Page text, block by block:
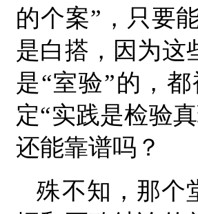
的个案”，只要
是白搭，因为这
是“室验”的，
定“实践是检验
还能靠谱吗？
殊不知，那个